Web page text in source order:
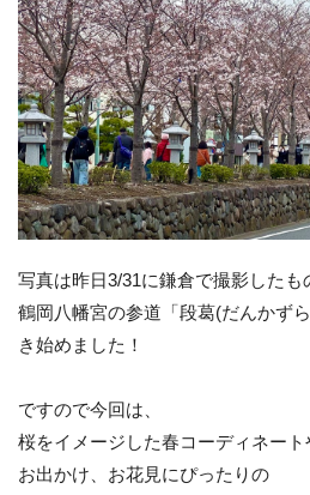
写真は昨日3/31に鎌倉で撮影したも
鶴岡八幡宮の参道「段葛(だんかず
き始めました！
ですので今回は、
桜をイメージした春コーディネート
お出かけ、お花見にぴったりの